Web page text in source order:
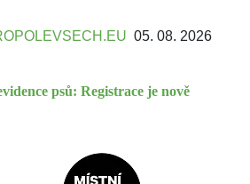
05. 08. 2026
psů: Registrace je nově